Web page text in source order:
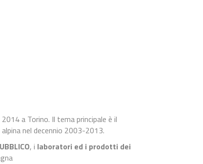
a Torino. Il tema principale è il
nel decennio 2003-2013.
, i laboratori ed i prodotti dei